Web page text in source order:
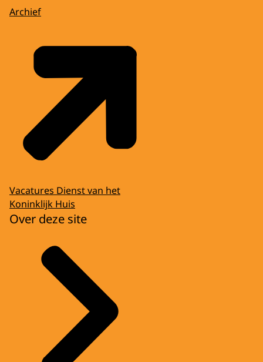
Archief
Vacatures Dienst van het
Koninklijk Huis
Over deze site